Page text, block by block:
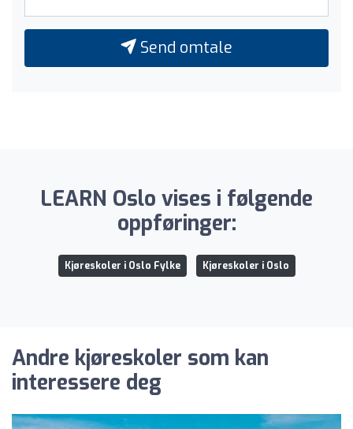
Send omtale
LEARN Oslo vises i følgende
oppføringer:
Kjøreskoler i Oslo Fylke Kjøreskoler i Oslo
Andre kjøreskoler som kan
interessere deg